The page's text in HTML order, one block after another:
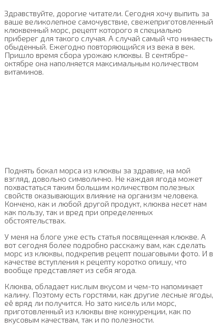
Здравствуйте, дорогие читатели. Сегодня хочу выпить за
ваше великолепное самочувствие, свежеприготовленный
клюквенный морс, рецепт которого я специально
приберег для такого случая. А случай самый что нинаесть
обыденный. Ежегодно повторяющийся из века в век.
Пришло время сбора урожаю клюквы. В сентябре-
октябре она наполняется максимальным количеством
витаминов.
Поднять бокал морса из клюквы за здравие, на мой
взгляд, довольно символично. Не каждая ягода может
похвастаться таким большим количеством полезных
свойств оказывающих влияние на организм человека.
Кончено, как и любой другой продукт, клюква несет нам
как пользу, так и вред при определенных
обстоятельствах.
У меня на блоге уже есть статья посвященная клюкве. А
вот сегодня более подробно расскажу вам, как сделать
морс из клюквы, подкрепив рецепт пошаговыми фото. И в
качестве вступления к рецепту коротко опишу, что
вообще представляет из себя ягода.
Клюква, обладает кислым вкусом и чем-то напоминает
калину. Поэтому есть горстями, как другие лесные ягоды,
её вряд ли получится. Но зато кисель или морс,
приготовленный из клюквы вне конкуренции, как по
вкусовым качествам, так и по полезности.